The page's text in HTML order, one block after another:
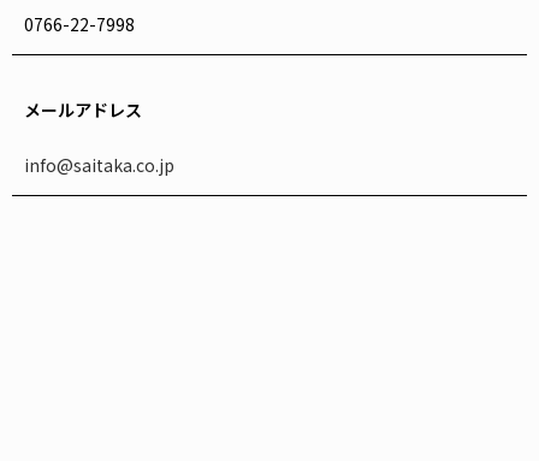
0766-22-7998
メールアドレス
info@saitaka.co.jp